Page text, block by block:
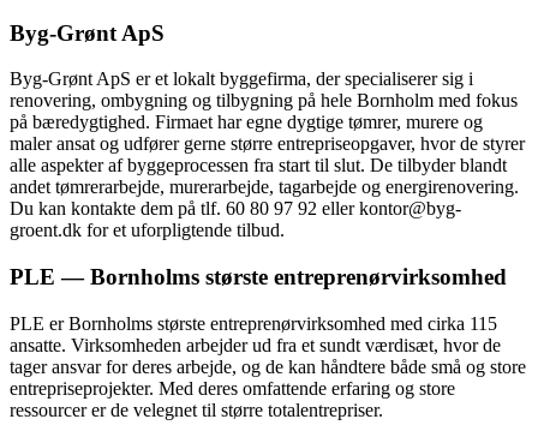
Byg-Grønt ApS
Byg-Grønt ApS er et lokalt byggefirma, der specialiserer sig i
renovering, ombygning og tilbygning på hele Bornholm med fokus
på bæredygtighed. Firmaet har egne dygtige tømrer, murere og
maler ansat og udfører gerne større entrepriseopgaver, hvor de styrer
alle aspekter af byggeprocessen fra start til slut. De tilbyder blandt
andet tømrerarbejde, murerarbejde, tagarbejde og energirenovering.
Du kan kontakte dem på tlf. 60 80 97 92 eller kontor@byg-
groent.dk for et uforpligtende tilbud.
PLE — Bornholms største entreprenørvirksomhed
PLE er Bornholms største entreprenørvirksomhed med cirka 115
ansatte. Virksomheden arbejder ud fra et sundt værdisæt, hvor de
tager ansvar for deres arbejde, og de kan håndtere både små og store
entrepriseprojekter. Med deres omfattende erfaring og store
ressourcer er de velegnet til større totalentrepriser.